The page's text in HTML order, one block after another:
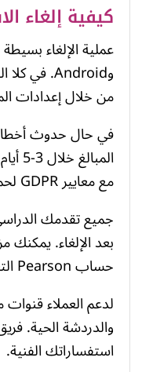
كيفية إلغاء
وAndroid. في كلا النظامين، يمكنك إدارة
من خلال إعدادات
في حال حدوث أخطاء
مع معايير GDPR لحماية
بعد الإلغاء. يمكنك
حساب Pearson التعليمي.
لدعم العملاء قنوات
استفساراتك الفنية.